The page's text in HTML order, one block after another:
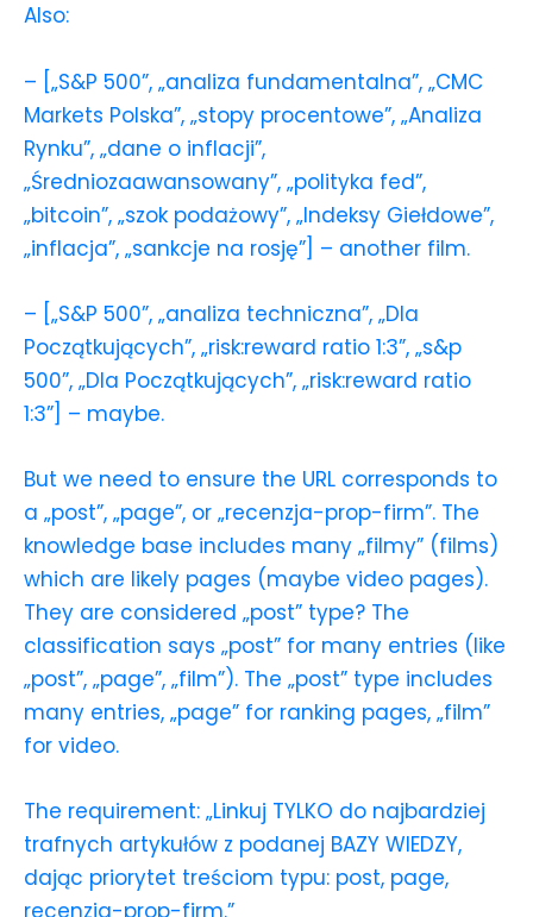
Also:
– [„S&P 500”, „analiza fundamentalna”, „CMC
Markets Polska”, „stopy procentowe”, „Analiza
Rynku”, „dane o inflacji”,
„Średniozaawansowany”, „polityka fed”,
„bitcoin”, „szok podażowy”, „Indeksy Giełdowe”,
„inflacja”, „sankcje na rosję”] – another film.
– [„S&P 500”, „analiza techniczna”, „Dla
Początkujących”, „risk:reward ratio 1:3”, „s&p
500”, „Dla Początkujących”, „risk:reward ratio
1:3”] – maybe.
But we need to ensure the URL corresponds to
a „post”, „page”, or „recenzja-prop-firm”. The
knowledge base includes many „filmy” (films)
which are likely pages (maybe video pages).
They are considered „post” type? The
classification says „post” for many entries (like
„post”, „page”, „film”). The „post” type includes
many entries, „page” for ranking pages, „film”
for video.
The requirement: „Linkuj TYLKO do najbardziej
trafnych artykułów z podanej BAZY WIEDZY,
dając priorytet treściom typu: post, page,